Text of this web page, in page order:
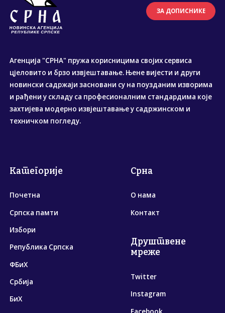
ЗА ДОПИСНИКЕ
Агенција "СРНА" пружа корисницима својих сервиса
цјеловито и брзо извјештавање. Њене вијести и други
новински садржаји засновани су на поузданим изворима
и рађени у складу са професионалним стандардима које
захтијева модерно извјештавање у садржинском и
техничком погледу.
Категорије
Почетна
Српска памти
Избори
Република Српска
ФБиХ
Србија
БиХ
Срна
О нама
Контакт
Друштвене
мреже
Twitter
Instagram